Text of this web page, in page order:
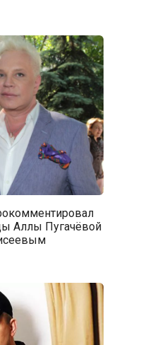
Аллы Пугачёвой